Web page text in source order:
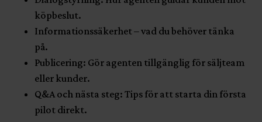
köpbeslut.
Informationssäkerhet – vad du behöver tänka
på.
Publicering: Gör agenten tillgänglig för säljteam
eller kunder.
Q&A och nästa steg: Tips för att starta din första
pilot direkt.